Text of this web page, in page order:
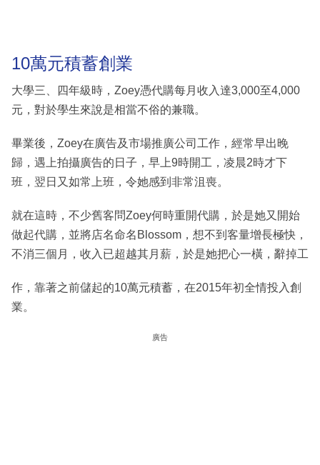
10萬元積蓄創業
大學三、四年級時，Zoey憑代購每月收入達3,000至4,000
元，對於學生來說是相當不俗的兼職。
畢業後，Zoey在廣告及市場推廣公司工作，經常早出晚
歸，遇上拍攝廣告的日子，早上9時開工，凌晨2時才下
班，翌日又如常上班，令她感到非常沮喪。
就在這時，不少舊客問Zoey何時重開代購，於是她又開始
做起代購，並將店名命名Blossom，想不到客量增長極快，
不消三個月，收入已超越其月薪，於是她把心一橫，辭掉工
作，靠著之前儲起的10萬元積蓄，在2015年初全情投入創
業。
廣告